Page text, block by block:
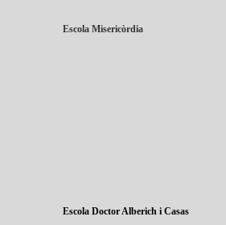
Escola Misericòrdia
Escola Doctor Alberich i Casas